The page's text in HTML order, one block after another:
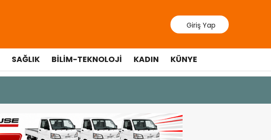
Giriş Yap
SAĞLIK BILIM-TEKNOLOJI KADIN KÜNYE